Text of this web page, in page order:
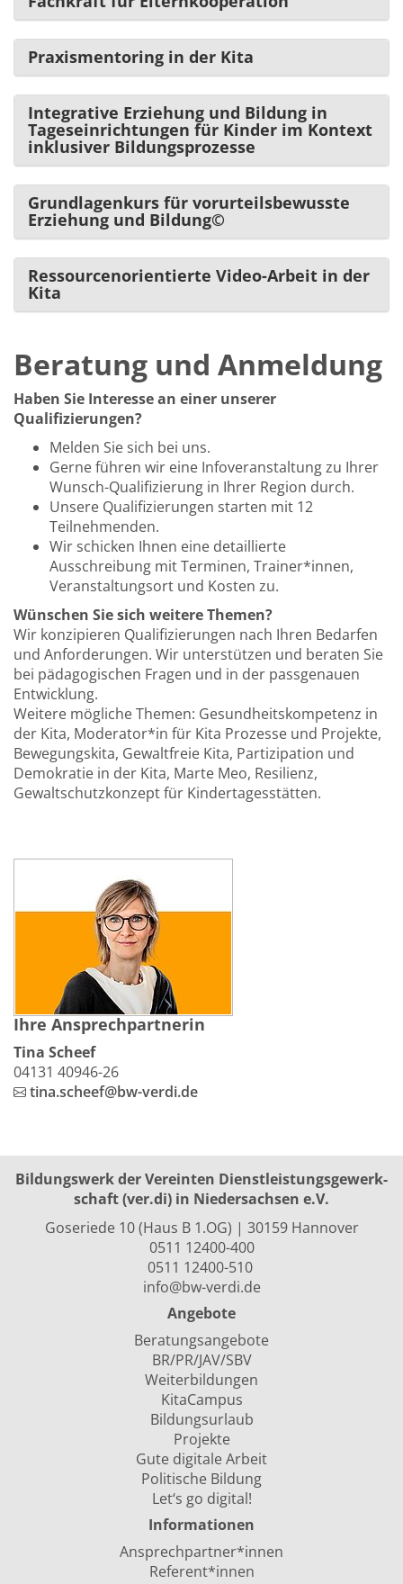
Praxismentoring in der Kita
Integrative Erziehung und Bildung in
Tageseinrichtungen für Kinder im Kontext
inklusiver Bildungsprozesse
Grundlagenkurs für vorurteilsbewusste
Erziehung und Bildung©
Ressourcenorientierte Video-Arbeit in der
Kita
Beratung und Anmeldung
Haben Sie Interesse an einer unserer
Qualifizierungen?
Melden Sie sich bei uns.
Gerne führen wir eine Infoveranstaltung zu Ihrer
Wunsch-Qualifizierung in Ihrer Region durch.
Unsere Qualifizierungen starten mit 12
Teilnehmenden.
Wir schicken Ihnen eine detaillierte
Ausschreibung mit Terminen, Trainer*innen,
Veranstaltungsort und Kosten zu.
Wünschen Sie sich weitere Themen?
Wir konzipieren Qualifizierungen nach Ihren Bedarfen
und Anforderungen. Wir unterstützen und beraten Sie
bei pädagogischen Fragen und in der passgenauen
Entwicklung.
Weitere mögliche Themen: Gesundheitskompetenz in
der Kita, Moderator*in für Kita Prozesse und Projekte,
Bewegungskita, Gewaltfreie Kita, Partizipation und
Demokratie in der Kita, Marte Meo, Resilienz,
Gewaltschutzkonzept für Kindertagesstätten.
Ihre Ansprechpartnerin
Tina Scheef
04131 40946-26
tina.scheef@bw-verdi.de
Bildungswerk der Vereinten Dienst­leis­tungs­ge­werk­
schaft (ver.di) in Niedersachsen e.V.
Goseriede 10 (Haus B 1.OG) | 30159 Hannover
0511 12400-400
0511 12400-510
info@bw-verdi.de
Angebote
Beratungsangebote
BR/PR/JAV/SBV
Weiterbildungen
KitaCampus
Bildungsurlaub
Projekte
Gute digitale Arbeit
Politische Bildung
Let‘s go digital!
Informationen
Ansprechpartner*innen
Referent*innen